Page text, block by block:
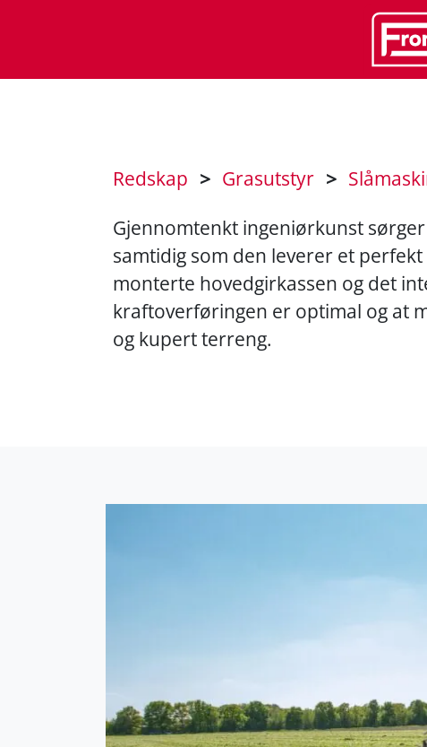
Redskap > Grasutstyr >
Gjennomtenkt ingeniørkunst
samtidig som den leverer et
monterte hovedgirkassen og det
kraftoverføringen er optimal og at
og kupert terreng.